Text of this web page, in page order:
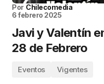
Por Chilecomedia
6 febrero 2025
Javi y Valentín
28 de Febrero
Eventos Vigentes